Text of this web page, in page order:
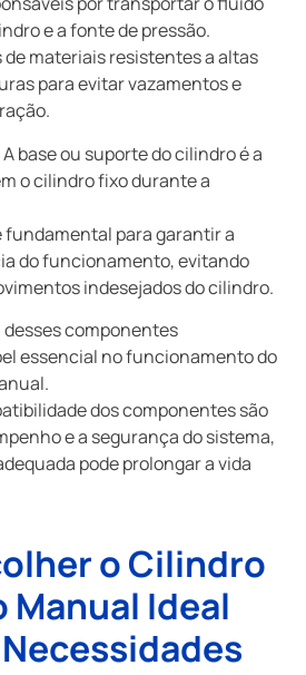
e a fonte de pressão.
de materiais resistentes a altas
para evitar vazamentos e
A base ou suporte do cilindro é a
o cilindro fixo durante a
fundamental para garantir a
do funcionamento, evitando
indesejados do cilindro.
desses componentes
essencial no funcionamento do
dos componentes são
e a segurança do sistema,
pode prolongar a vida
o Cilindro
Ideal